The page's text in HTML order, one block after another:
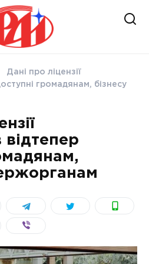
Дані про ліцензії
громадянам, бізнесу
відтепер